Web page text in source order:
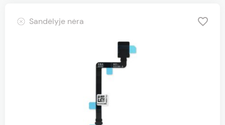
Sandėlyje nėra